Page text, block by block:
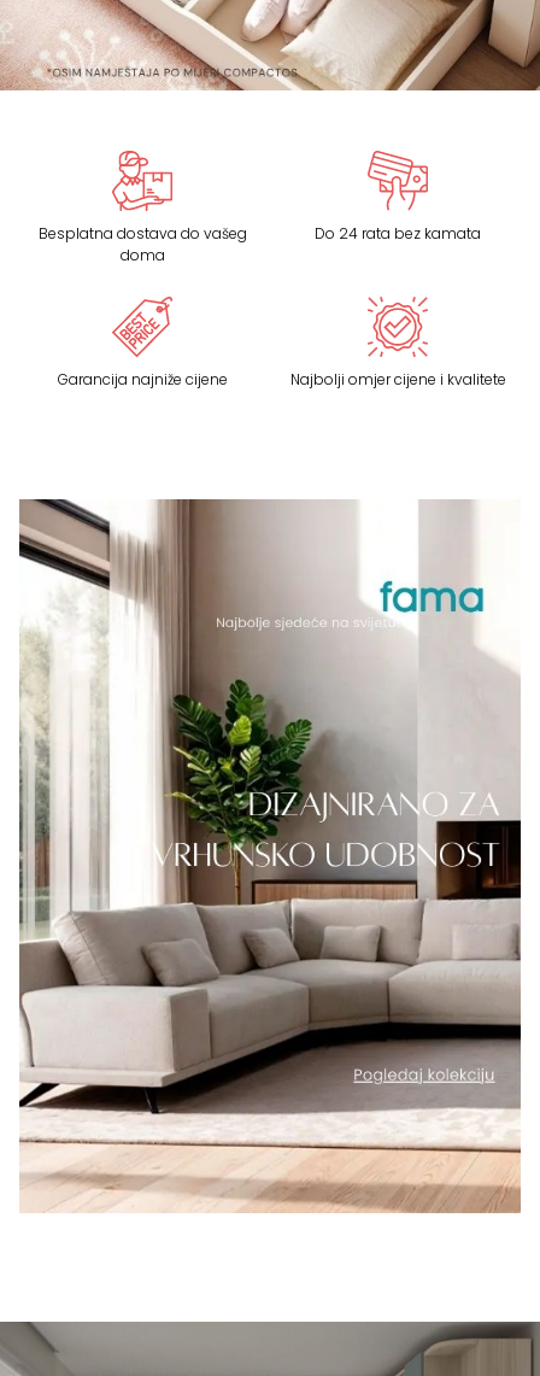
Besplatna dostava do vašeg
doma
Do 24 rata bez kamata
Garancija najniže cijene Najbolji omjer cijene i kvalitete